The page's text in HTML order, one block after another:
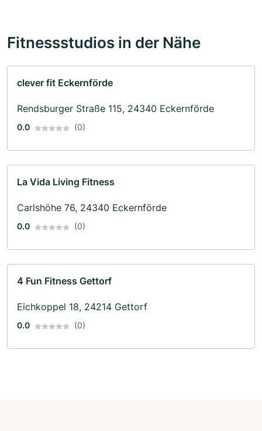
Fitnessstudios in der Nähe
clever fit Eckernförde
Rendsburger Straße 115, 24340 Eckernförde
0.0 (0)
La Vida Living Fitness
Carlshöhe 76, 24340 Eckernförde
0.0 (0)
4 Fun Fitness Gettorf
Eichkoppel 18, 24214 Gettorf
0.0 (0)